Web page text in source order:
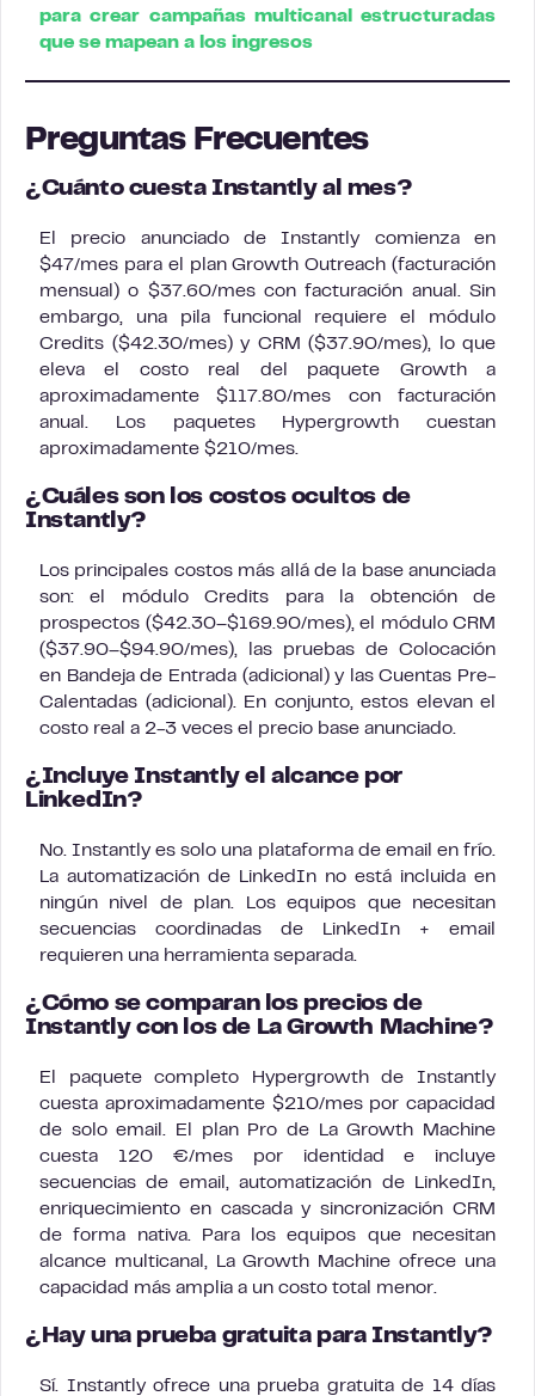
para crear campañas multicanal estructuradas
que se mapean a los ingresos
Preguntas Frecuentes
¿Cuánto cuesta Instantly al mes?
El precio anunciado de Instantly comienza en
$47/mes para el plan Growth Outreach (facturación
mensual) o $37.60/mes con facturación anual. Sin
embargo, una pila funcional requiere el módulo
Credits ($42.30/mes) y CRM ($37.90/mes), lo que
eleva el costo real del paquete Growth a
aproximadamente $117.80/mes con facturación
anual. Los paquetes Hypergrowth cuestan
aproximadamente $210/mes.
¿Cuáles son los costos ocultos de
Instantly?
Los principales costos más allá de la base anunciada
son: el módulo Credits para la obtención de
prospectos ($42.30–$169.90/mes), el módulo CRM
($37.90–$94.90/mes), las pruebas de Colocación
en Bandeja de Entrada (adicional) y las Cuentas Pre-
Calentadas (adicional). En conjunto, estos elevan el
costo real a 2-3 veces el precio base anunciado.
¿Incluye Instantly el alcance por
LinkedIn?
No. Instantly es solo una plataforma de email en frío.
La automatización de LinkedIn no está incluida en
ningún nivel de plan. Los equipos que necesitan
secuencias coordinadas de LinkedIn + email
requieren una herramienta separada.
¿Cómo se comparan los precios de
Instantly con los de La Growth Machine?
El paquete completo Hypergrowth de Instantly
cuesta aproximadamente $210/mes por capacidad
de solo email. El plan Pro de La Growth Machine
cuesta 120 €/mes por identidad e incluye
secuencias de email, automatización de LinkedIn,
enriquecimiento en cascada y sincronización CRM
de forma nativa. Para los equipos que necesitan
alcance multicanal, La Growth Machine ofrece una
capacidad más amplia a un costo total menor.
¿Hay una prueba gratuita para Instantly?
Sí. Instantly ofrece una prueba gratuita de 14 días